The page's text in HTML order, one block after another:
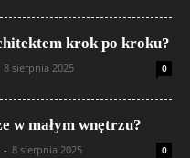
krok po kroku?
8 sierpnia 2025 0
w małym wnętrzu?
- 8 sierpnia 2025 0